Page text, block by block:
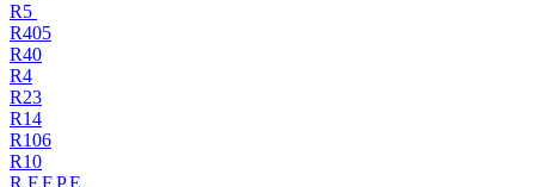
R5
R405
R40
R4
R23
R14
R106
R10
R.F.F.P.E.